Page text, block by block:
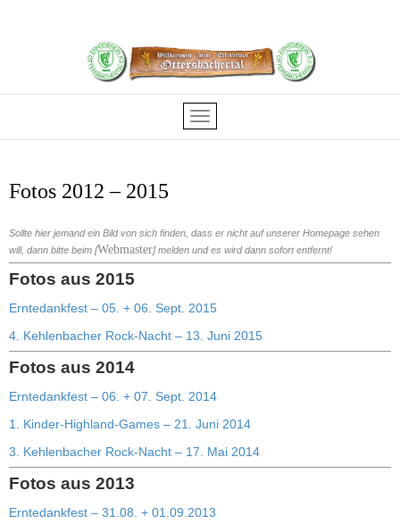
Fotos 2012 – 2015
Sollte hier jemand ein Bild von sich finden, dass er nicht auf unserer Homepage sehen
will, dann bitte beim [Webmaster] melden und es wird dann sofort entfernt!
Fotos aus 2015
Erntedankfest – 05. + 06. Sept. 2015
4. Kehlenbacher Rock-Nacht – 13. Juni 2015
Fotos aus 2014
Erntedankfest – 06. + 07. Sept. 2014
1. Kinder-Highland-Games – 21. Juni 2014
3. Kehlenbacher Rock-Nacht – 17. Mai 2014
Fotos aus 2013
Erntedankfest – 31.08. + 01.09.2013